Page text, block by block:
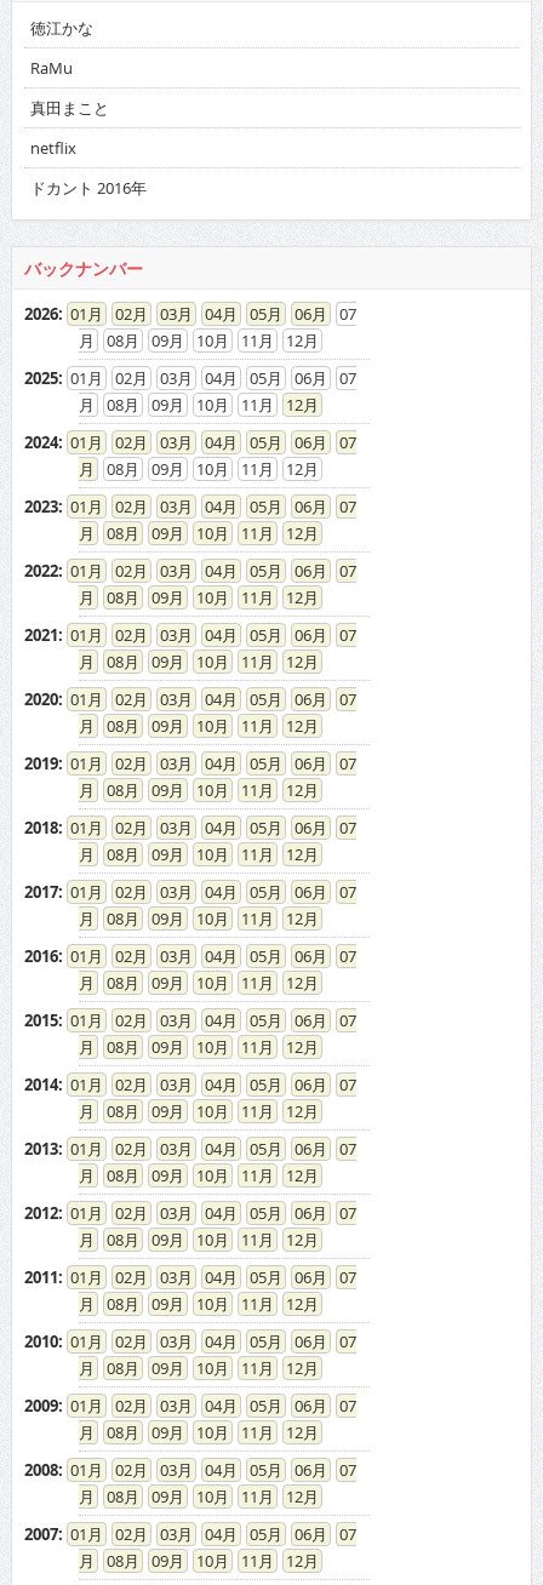
徳江かな
RaMu
真田まこと
netflix
ドカント 2016年
バックナンバー
2026: 01 02 03 04 05 06
07
08
09 10 11
12
2025: 01 02 03 04 05 06
07
08
09 10 11
12
2024: 01 02 03 04 05 06
07
08
09 10 11
12
2023: 01 02 03 04 05 06
07
08
09 10 11
12
2022: 01 02 03 04 05 06
07
08
09 10 11
12
2021: 01 02 03 04 05 06
07
08
09 10 11
12
2020: 01 02 03 04 05 06
07
08
09 10 11
12
2019: 01 02 03 04 05 06
07
08
09 10 11
12
2018: 01 02 03 04 05 06
07
08
09 10 11
12
2017: 01 02 03 04 05 06
07
08
09 10 11
12
2016: 01 02 03 04 05 06
07
08
09 10 11
12
2015: 01 02 03 04 05 06
07
08
09 10 11
12
2014: 01 02 03 04 05 06
07
08
09 10 11
12
2013: 01 02 03 04 05 06
07
08
09 10 11
12
2012: 01 02 03 04 05 06
07
08
09 10 11
12
2011: 01 02 03 04 05 06
07
08
09 10 11
12
2010: 01 02 03 04 05 06
07
08
09 10 11
12
2009: 01 02 03 04 05 06
07
08
09 10 11
12
2008: 01 02 03 04 05 06
07
08
09 10 11
12
2007: 01 02 03 04 05 06
07
08
09 10 11
12